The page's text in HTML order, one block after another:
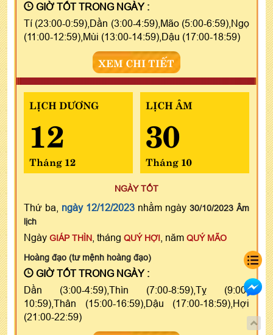
GIỜ TỐT TRONG NGÀY :
Tí (23:00-0:59),Dần (3:00-4:59),Mão (5:00-6:59),Ngọ
(11:00-12:59),Mùi (13:00-14:59),Dậu (17:00-18:59)
XEM CHI TIẾT
LỊCH DƯƠNG
12
Tháng 12
LỊCH ÂM
30
Tháng 10
NGÀY TỐT
Thứ ba, ngày 12/12/2023 nhằm ngày 30/10/2023 Âm
lịch
Ngày GIÁP THÌN , tháng QUÝ HỢI , năm QUÝ MÃO
Hoàng đạo (tư mệnh hoàng đạo)
GIỜ TỐT TRONG NGÀY :
Dần (3:00-4:59),Thìn (7:00-8:59),Tỵ (9:00-
10:59),Thân (15:00-16:59),Dậu (17:00-18:59),Hợi
(21:00-22:59)